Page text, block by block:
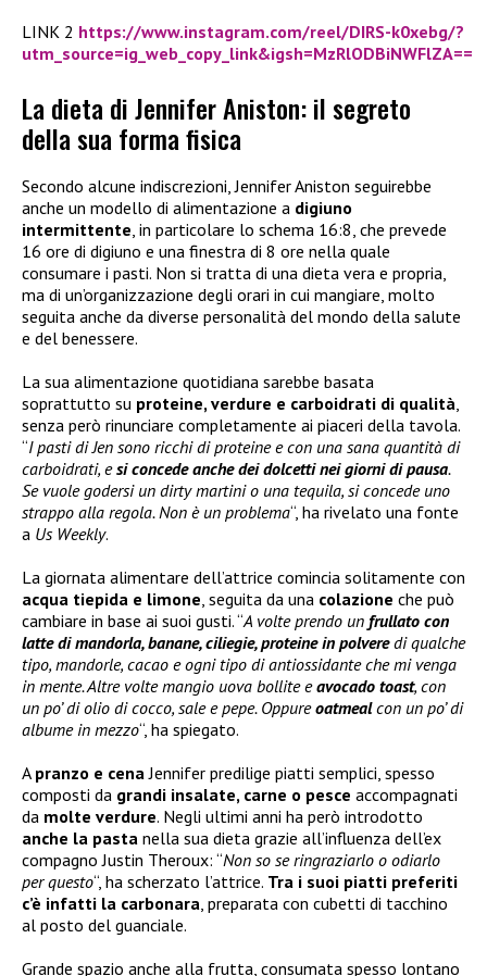
LINK 2 https://www.instagram.com/reel/DIRS-k0xebg/?
utm_source=ig_web_copy_link&igsh=MzRlODBiNWFlZA==
La dieta di Jennifer Aniston: il segreto
della sua forma fisica
Secondo alcune indiscrezioni, Jennifer Aniston seguirebbe
anche un modello di alimentazione a digiuno
intermittente, in particolare lo schema 16:8, che prevede
16 ore di digiuno e una finestra di 8 ore nella quale
consumare i pasti. Non si tratta di una dieta vera e propria,
ma di un’organizzazione degli orari in cui mangiare, molto
seguita anche da diverse personalità del mondo della salute
e del benessere.
La sua alimentazione quotidiana sarebbe basata
soprattutto su proteine, verdure e carboidrati di qualità,
senza però rinunciare completamente ai piaceri della tavola.
“I pasti di Jen sono ricchi di proteine e con una sana quantità di
carboidrati, esi concede anche dei dolcetti nei giorni di pausa.
Se vuole godersi un dirty martini o una tequila, si concede uno
strappo alla regola. Non è un problema“, ha rivelato una fonte
a Us Weekly.
La giornata alimentare dell’attrice comincia solitamente con
acqua tiepida e limone, seguita da una colazione che può
cambiare in base ai suoi gusti. “A volte prendo un frullato con
latte di mandorla, banane, ciliegie, proteine in polveredi qualche
tipo, mandorle, cacao e ogni tipo di antiossidante che mi venga
in mente. Altre volte mangio uova bollite eavocado toast, con
un po’ di olio di cocco, sale e pepe. Oppureoatmealcon un po’ di
albume in mezzo“, ha spiegato.
A pranzo e cenaJennifer predilige piatti semplici, spesso
composti da grandi insalate, carne o pesce accompagnati
da molte verdure. Negli ultimi anni ha però introdotto
anche la pasta nella sua dieta grazie all’influenza dell’ex
compagno Justin Theroux: “Non so se ringraziarlo o odiarlo
per questo“, ha scherzato l’attrice. Tra i suoi piatti preferiti
c’è infatti la carbonara, preparata con cubetti di tacchino
al posto del guanciale.
Grande spazio anche alla frutta, consumata spesso lontano